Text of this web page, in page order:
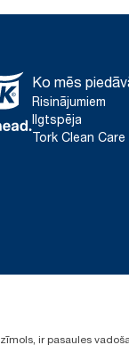
Ko mēs
Risinājumiem
Ilgtspēja
Tork Clean Care
zīmols, ir pasaules